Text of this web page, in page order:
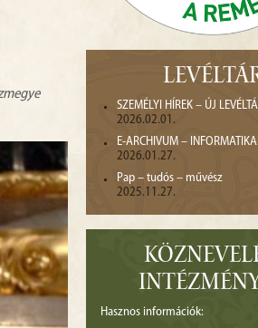
SZEMÉLYI HÍREK – ÚJ
2026.02.01.
E-ARCHIVUM –
2026.01.27.
Pap – tudós – művész
2025.11.27.
Hasznos információk: